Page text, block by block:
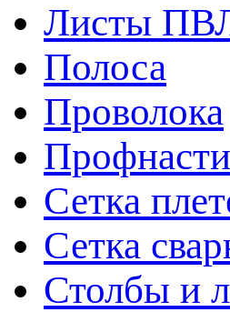
Листы
Полоса
Проволока
Сетка
Сетка
Столбы и